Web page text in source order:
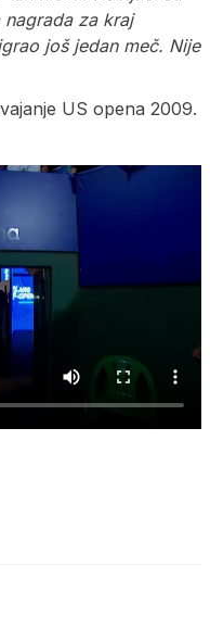
za kraj
još jedan meč. Nije
US opena 2009.